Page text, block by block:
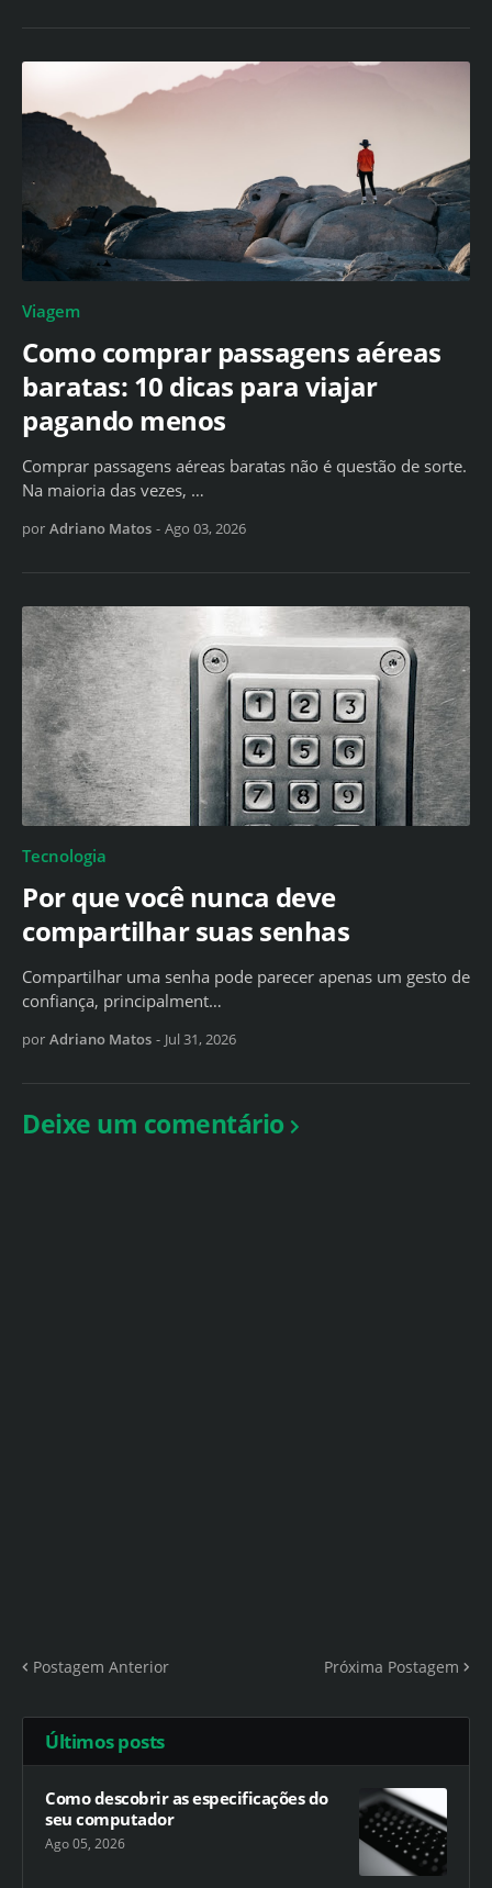
Viagem
Como comprar passagens aéreas
baratas: 10 dicas para viajar
pagando menos
Comprar passagens aéreas baratas não é questão de sorte.
Na maioria das vezes, …
por Adriano Matos - Ago 03, 2026
Tecnologia
Por que você nunca deve
compartilhar suas senhas
Compartilhar uma senha pode parecer apenas um gesto de
confiança, principalment…
por Adriano Matos - Jul 31, 2026
Deixe um comentário
Postagem Anterior Próxima Postagem
Últimos posts
Como descobrir as especificações do
seu computador
Ago 05, 2026